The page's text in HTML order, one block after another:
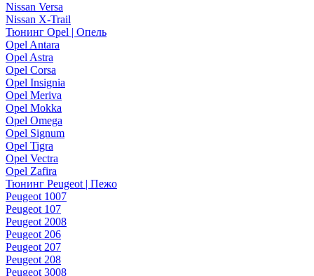
Nissan Versa
Nissan X-Trail
Тюнинг Opel | Опель
Opel Antara
Opel Astra
Opel Corsa
Opel Insignia
Opel Meriva
Opel Mokka
Opel Omega
Opel Signum
Opel Tigra
Opel Vectra
Opel Zafira
Тюнинг Peugeot | Пежо
Peugeot 1007
Peugeot 107
Peugeot 2008
Peugeot 206
Peugeot 207
Peugeot 208
Peugeot 3008